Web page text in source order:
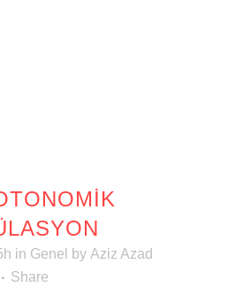
in Genel by Aziz Azad
Share